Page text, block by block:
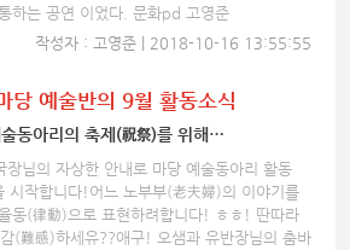
하는 공연 이었다. 문화pd 고영준
작성자 : 고영준 | 2018-10-16 13:55:55
당 예술반의 9월 활동소식
동아리의 축제(祝祭)를 위해…
장님의 자상한 안내로 마당 예술동아리 활동
시작합니다!어느 노부부(老夫婦)의 이야기를
동(律動)으로 표현하려합니다! ㅎㅎ! 딴따라
(難感)하세유??애구! 오샘과 유반장님의 춤바